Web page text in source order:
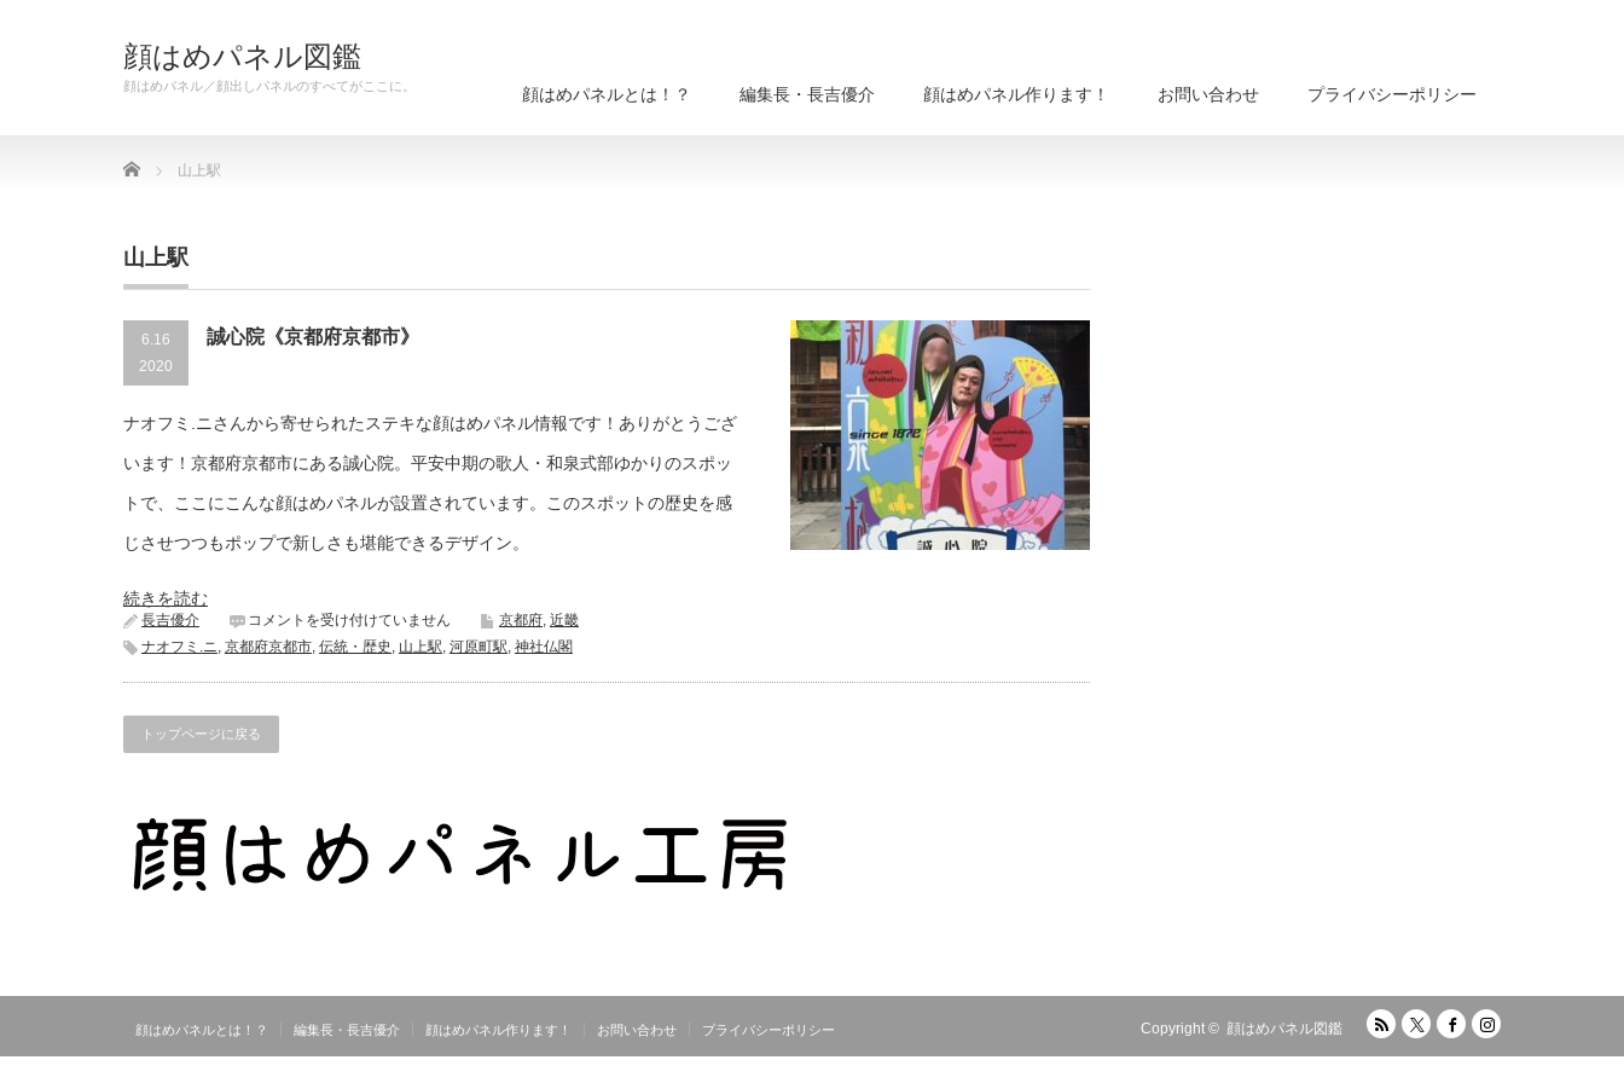
顔はめパネル図鑑
顔はめパネル／顔出しパネルのすべてがここに。 顔はめパネルとは！？ 編集長・長吉優介 顔はめパネル作ります！ お問い合わせ プライバシーポリシー
Home 山上駅
山上駅
6.16
2020
誠心院《京都府京都市》
ナオフミ.ニさんから寄せられたステキな顔はめパネル情報です！ありがとうござ
います！京都府京都市にある誠心院。平安中期の歌人・和泉式部ゆかりのスポッ
トで、ここにこんな顔はめパネルが設置されています。このスポットの歴史を感
じさせつつもポップで新しさも堪能できるデザイン。
続きを読む
長吉優介
誠
心
《京
京
コメントを受け付けていません 京都府, 近畿
ナオフミ.ニ, 京都府京都市, 伝統・歴史 , 山上駅, 河原町駅, 神社仏閣
トップページに戻る
顔はめパネルとは！？ 編集長・長吉優介 顔はめパネル作ります！ お問い合わせ プライバシーポリシー
Instagram
Copyright © 顔はめパネル図鑑